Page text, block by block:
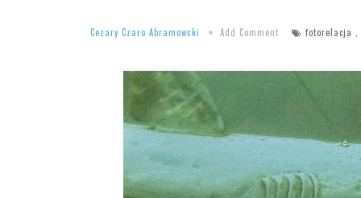
Cezary Czaro Abramowski Add Comment fotorelacja ,